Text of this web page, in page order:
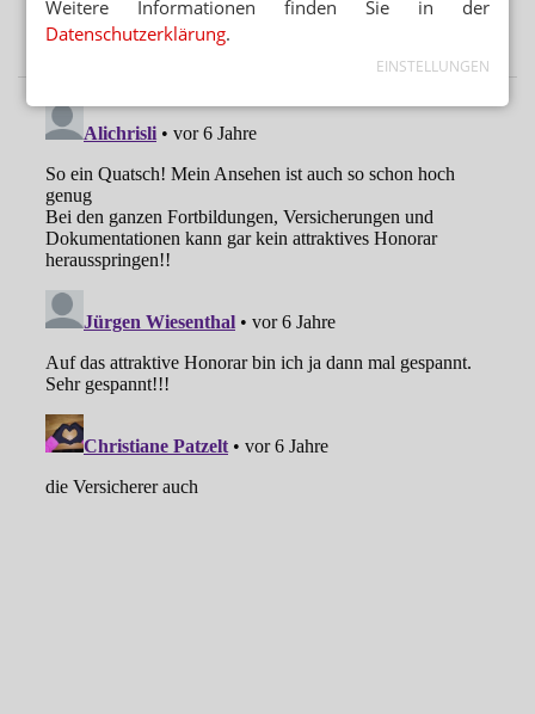
Weitere Informationen finden Sie in der
Datenschutzerklärung.
EINSTELLUNGEN
Second-Hand-Medikamente: Wiederabgabe nicht
verboten